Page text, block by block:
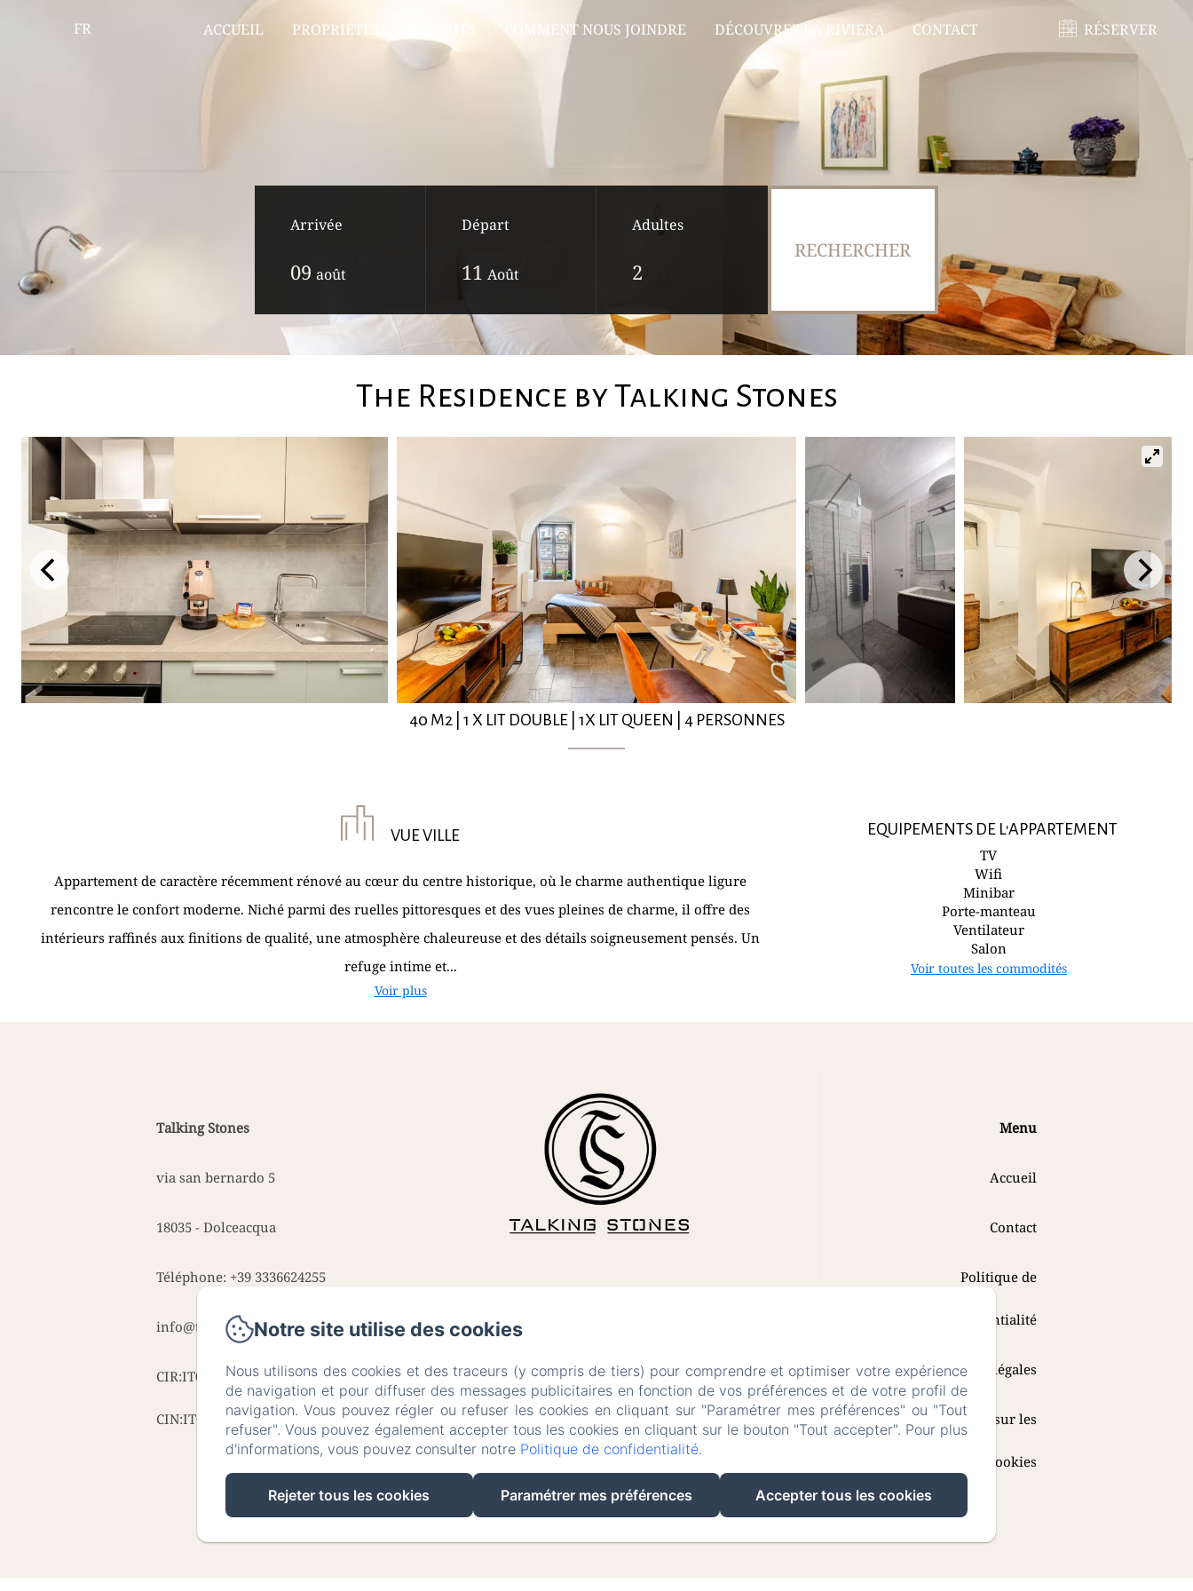
FR ACCUEIL PROPRIÉTÉS FORFAITS COMMENT NOUS JOINDRE DÉCOUVREZ LA RIVIERA CONTACT RÉSERVER
Arrivée
09 août
Départ
11 Août
Adultes
RECHERCHER
The Residence by Talking Stones
40 M2 1 X LIT DOUBLE 1X LIT QUEEN 4 PERSONNES
VUE VILLE
Appartement de caractère récemment rénové au cœur du centre historique, où le charme authentique ligure
rencontre le confort moderne. Niché parmi des ruelles pittoresques et des vues pleines de charme, il offre des
intérieurs raffinés aux finitions de qualité, une atmosphère chaleureuse et des détails soigneusement pensés. Un
refuge intime et...
Voir plus
EQUIPEMENTS DE L'APPARTEMENT
TV
Wifi
Minibar
Porte-manteau
Ventilateur
Salon
Voir toutes les commodités
Talking Stones
via san bernardo 5
18035 - Dolceacqua
Téléphone: +39 3336624255
info@talkingstones.it
CIR:IT008029B47HO3NZLD
CIN:IT008029C2K3L8V5UI
EN FR IT
DE
Créé par Amenitiz
Menu
Accueil
Contact
Politique de
confidentialité
Informations légales
Informations sur les
cookies
Notre site utilise des cookies
Nous utilisons des cookies et des traceurs (y compris de tiers) pour comprendre et optimiser votre expérience
de navigation et pour diffuser des messages publicitaires en fonction de vos préférences et de votre profil de
navigation. Vous pouvez régler ou refuser les cookies en cliquant sur "Paramétrer mes préférences" ou "Tout
refuser". Vous pouvez également accepter tous les cookies en cliquant sur le bouton "Tout accepter". Pour plus
d'informations, vous pouvez consulter notre Politique de confidentialité.
Rejeter tous les cookies Paramétrer mes préférences Accepter tous les cookies